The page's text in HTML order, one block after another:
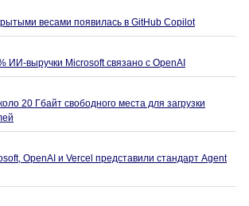
весами появилась в GitHub Copilot
ИИ-выручки Microsoft связано с OpenAI
20 Гбайт свободного места для загрузки
OpenAI и Vercel представили стандарт Agent